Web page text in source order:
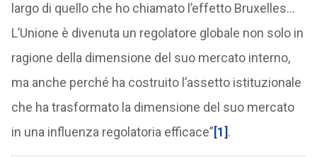
largo di quello che ho chiamato l’effetto Bruxelles…
L’Unione è divenuta un regolatore globale non solo in
ragione della dimensione del suo mercato interno,
ma anche perché ha costruito l’assetto istituzionale
che ha trasformato la dimensione del suo mercato
in una influenza regolatoria efficace”[1].